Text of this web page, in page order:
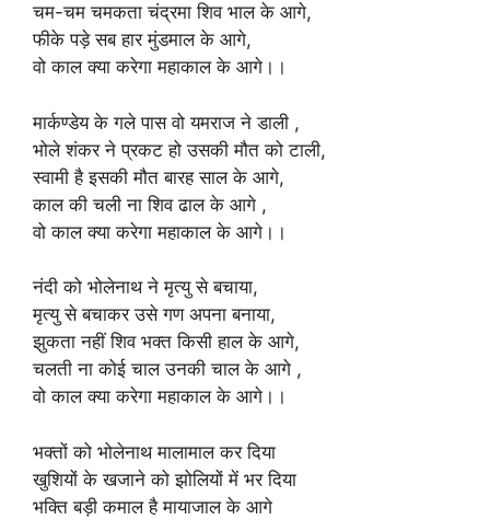
चम-चम चमकता चंद्रमा शिव भाल के आगे,
फीके पड़े सब हार मुंडमाल के आगे,
वो काल क्या करेगा महाकाल के आगे।।
मार्कण्डेय के गले पास वो यमराज ने डाली ,
भोले शंकर ने प्रकट हो उसकी मौत को टाली,
स्वामी है इसकी मौत बारह साल के आगे,
काल की चली ना शिव ढाल के आगे ,
वो काल क्या करेगा महाकाल के आगे।।
नंदी को भोलेनाथ ने मृत्यु से बचाया,
मृत्यु से बचाकर उसे गण अपना बनाया,
झुकता नहीं शिव भक्त किसी हाल के आगे,
चलती ना कोई चाल उनकी चाल के आगे ,
वो काल क्या करेगा महाकाल के आगे।।
भक्तों को भोलेनाथ मालामाल कर दिया
खुशियों के खजाने को झोलियों में भर दिया
भक्ति बड़ी कमाल है मायाजाल के आगे